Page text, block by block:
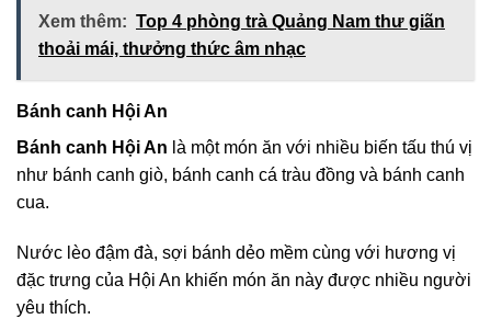
Xem thêm: Top 4 phòng trà Quảng Nam thư giãn
thoải mái, thưởng thức âm nhạc
Bánh canh Hội An
Bánh canh Hội An là một món ăn với nhiều biến tấu thú vị
như bánh canh giò, bánh canh cá tràu đồng và bánh canh
cua.
Nước lèo đậm đà, sợi bánh dẻo mềm cùng với hương vị
đặc trưng của Hội An khiến món ăn này được nhiều người
yêu thích.